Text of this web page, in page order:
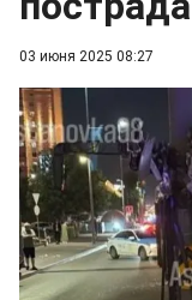
03 июня 2025 08:27